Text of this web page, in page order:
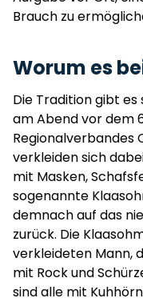
Brauch zu
Worum es
Die Tradition gibt
am Abend vor dem
Regionalverbandes
verkleiden sich
mit Masken,
sogenannte
demnach auf das
zurück. Die
verkleideten Mann,
mit Rock und
sind alle mit